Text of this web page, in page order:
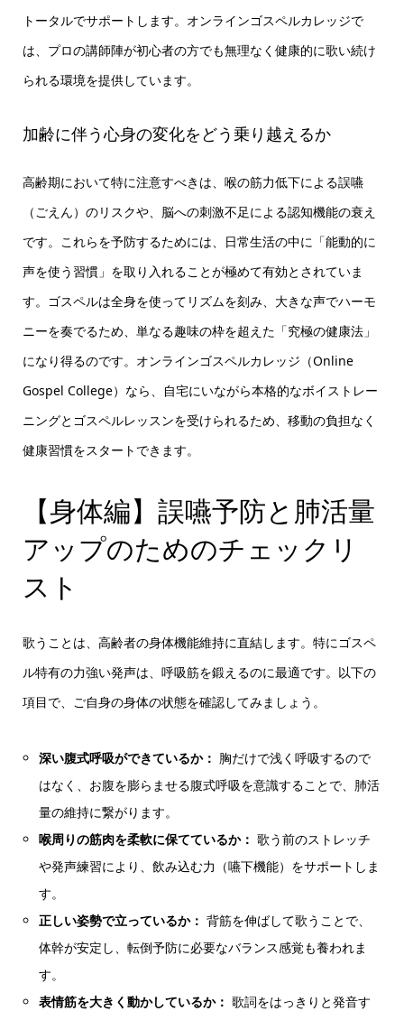
トータルでサポートします。オンラインゴスペルカレッジで
は、プロの講師陣が初心者の方でも無理なく健康的に歌い続け
られる環境を提供しています。
加齢に伴う心身の変化をどう乗り越えるか
高齢期において特に注意すべきは、喉の筋力低下による誤嚥
（ごえん）のリスクや、脳への刺激不足による認知機能の衰え
です。これらを予防するためには、日常生活の中に「能動的に
声を使う習慣」を取り入れることが極めて有効とされていま
す。ゴスペルは全身を使ってリズムを刻み、大きな声でハーモ
ニーを奏でるため、単なる趣味の枠を超えた「究極の健康法」
になり得るのです。オンラインゴスペルカレッジ（Online
Gospel College）なら、自宅にいながら本格的なボイストレー
ニングとゴスペルレッスンを受けられるため、移動の負担なく
健康習慣をスタートできます。
【身体編】誤嚥予防と肺活量
アップのためのチェックリ
スト
歌うことは、高齢者の身体機能維持に直結します。特にゴスペ
ル特有の力強い発声は、呼吸筋を鍛えるのに最適です。以下の
項目で、ご自身の身体の状態を確認してみましょう。
深い腹式呼吸ができているか： 胸だけで浅く呼吸するので
はなく、お腹を膨らませる腹式呼吸を意識することで、肺活
量の維持に繋がります。
喉周りの筋肉を柔軟に保てているか： 歌う前のストレッチ
や発声練習により、飲み込む力（嚥下機能）をサポートしま
す。
正しい姿勢で立っているか： 背筋を伸ばして歌うことで、
体幹が安定し、転倒予防に必要なバランス感覚も養われま
す。
表情筋を大きく動かしているか： 歌詞をはっきりと発音す